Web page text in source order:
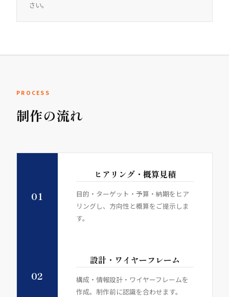
さい。
PROCESS
制作の流れ
01
ヒアリング・概算見積
目的・ターゲット・予算・納期をヒア
リングし、方向性と概算をご提示しま
す。
02
設計・ワイヤーフレーム
構成・情報設計・ワイヤーフレームを
作成。制作前に認識を合わせます。